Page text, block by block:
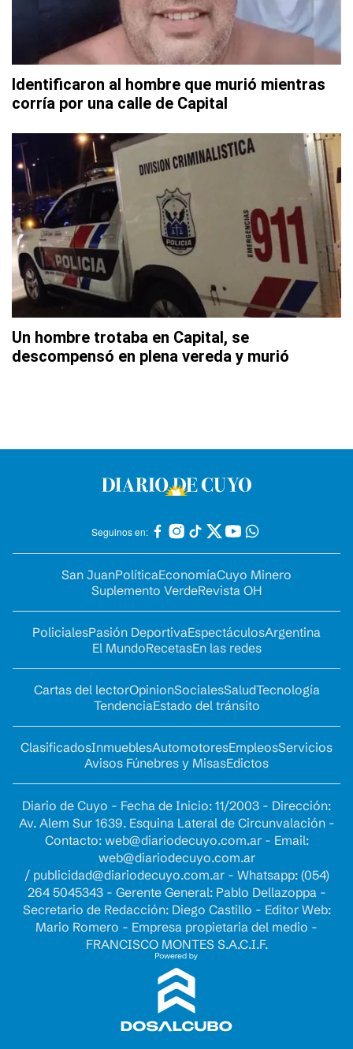
Identificaron al hombre que murió mientras
corría por una calle de Capital
Un hombre trotaba en Capital, se
descompensó en plena vereda y murió
Seguinos en:
San JuanPolíticaEconomíaCuyo Minero
Suplemento VerdeRevista OH
PolicialesPasión DeportivaEspectáculosArgentina
El MundoRecetasEn las redes
Cartas del lectorOpinionSocialesSaludTecnología
TendenciaEstado del tránsito
ClasificadosInmueblesAutomotoresEmpleosServicios
Avisos Fúnebres y MisasEdictos
Diario de Cuyo - Fecha de Inicio: 11/2003 - Dirección:
Av. Alem Sur 1639. Esquina Lateral de Circunvalación -
Contacto: web@diariodecuyo.com.ar- Email:
web@diariodecuyo.com.ar
/ publicidad@diariodecuyo.com.ar- Whatsapp: (054)
264 5045343 - Gerente General: Pablo Dellazoppa -
Secretario de Redacción: Diego Castillo - Editor Web:
Mario Romero - Empresa propietaria del medio -
FRANCISCO MONTES S.A.C.I.F.